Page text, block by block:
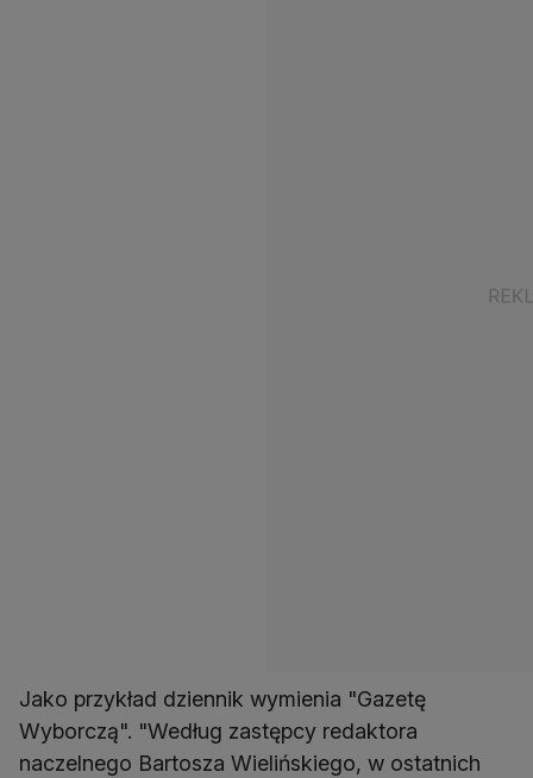
Jako przykład dziennik wymienia "Gazetę
Wyborczą". "Według zastępcy redaktora
naczelnego Bartosza Wielińskiego, w ostatnich